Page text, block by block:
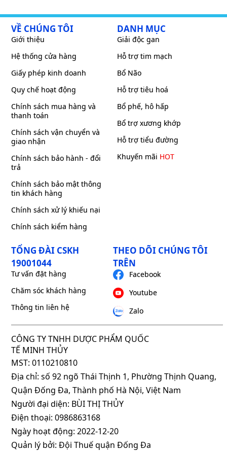
VỀ CHÚNG TÔI
Giới thiệu
Hệ thống cửa hàng
Giấy phép kinh doanh
Quy chế hoạt động
Chính sách mua hàng và
thanh toán
Chính sách vận chuyển và
giao nhận
Chính sách bảo hành - đổi
trả
Chính sách bảo mật thông
tin khách hàng
Chính sách xử lý khiếu nại
Chính sách kiểm hàng
DANH MỤC
Giải độc gan
Hỗ trợ tim mạch
Bổ Não
Hỗ trợ tiêu hoá
Bổ phế, hô hấp
Bổ trợ xương khớp
Hỗ trợ tiểu đường
Khuyến mãi HOT
TỔNG ĐÀI CSKH
19001044
Tư vấn đặt hàng
Chăm sóc khách hàng
Thông tin liên hệ
THEO DÕI CHÚNG TÔI
TRÊN
Facebook
Youtube
Zalo
CÔNG TY TNHH DƯỢC PHẨM QUỐC
TẾ MINH THỦY
MST: 0110210810
Địa chỉ: số 92 ngõ Thái Thịnh 1, Phường Thịnh Quang,
Quận Đống Đa, Thành phố Hà Nội, Việt Nam
Người đại diện: BÙI THỊ THỦY
Điện thoại: 0986863168
Ngày hoạt động: 2022-12-20
Quản lý bởi: Đội Thuế quận Đống Đa